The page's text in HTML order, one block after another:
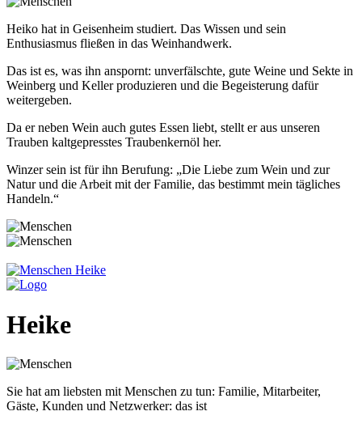
Heiko hat in Geisenheim studiert. Das Wissen und sein
Enthusiasmus fließen in das Weinhandwerk.
Das ist es, was ihn anspornt: unverfälschte, gute Weine und Sekte in
Weinberg und Keller produzieren und die Begeisterung dafür
weitergeben.
Da er neben Wein auch gutes Essen liebt, stellt er aus unseren
Trauben kaltgepresstes Traubenkernöl her.
Winzer sein ist für ihn Berufung: „Die Liebe zum Wein und zur
Natur und die Arbeit mit der Familie, das bestimmt mein tägliches
Handeln.“
Heike
Heike
Sie hat am liebsten mit Menschen zu tun: Familie, Mitarbeiter,
Gäste, Kunden und Netzwerker: das ist